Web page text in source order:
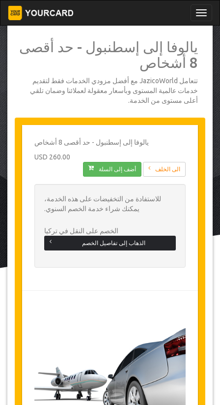
يالوفا إلى إسطنبول - حد أقصى
8 أشخاص
تتعامل JazicoWorld مع أفضل مزودي الخدمات فقط لتقديم
خدمات عالمية المستوى وبأسعار معقولة لعملائنا وضمان تلقي
أعلى مستوى من الخدمة.
يالوفا إلى إسطنبول - حد أقصى 8 أشخاص
260.00 USD
الى الخلف أضف إلى السلة
للاستفادة من التخفيضات على هذه الخدمة،
يمكنك شراء خدمة الخصم السنوي.
الخصم على النقل في تركيا
الذهاب إلى تفاصيل الخصم